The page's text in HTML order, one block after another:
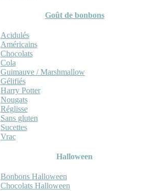
Goût de bonbons
Acidulés
Américains
Chocolats
Cola
Guimauve / Marshmallow
Gélifiés
Harry Potter
Nougats
Réglisse
Sans gluten
Sucettes
Vrac
Halloween
Bonbons Halloween
Chocolats Halloween